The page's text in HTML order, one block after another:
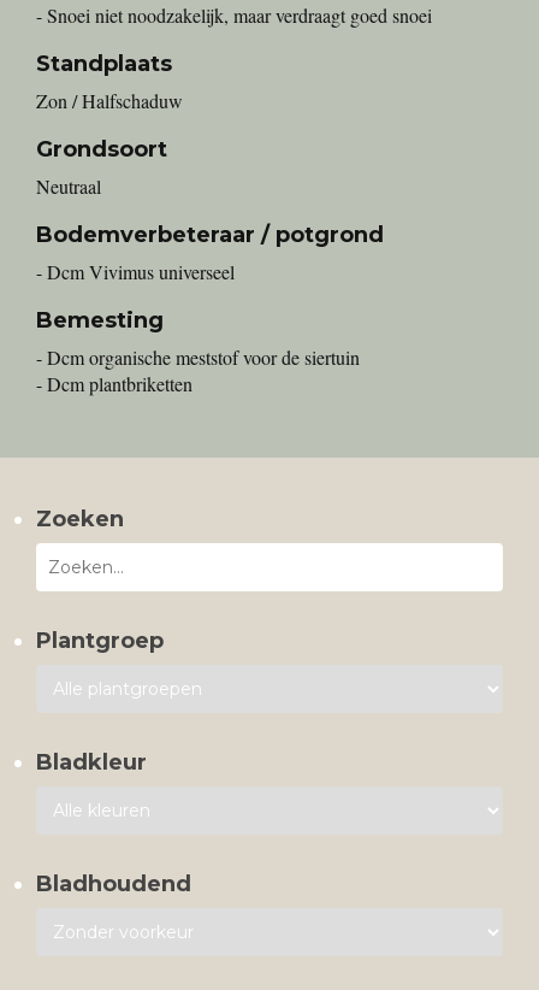
- Snoei niet noodzakelijk, maar verdraagt goed snoei
Standplaats
Zon / Halfschaduw
Grondsoort
Neutraal
Bodemverbeteraar / potgrond
- Dcm Vivimus universeel
Bemesting
- Dcm organische meststof voor de siertuin
- Dcm plantbriketten
Zoeken
Plantgroep
Bladkleur
Bladhoudend